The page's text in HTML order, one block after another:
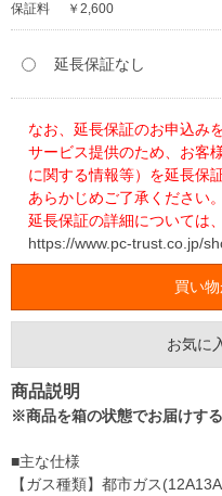
保証料 ￥2,600
延長保証なし
なお、延長保証のお申込み
サービス提供のため、お客
に関する情報等）を延長保
あらかじめご了承ください。
延長保証の詳細については
https://www.pc-trust.co.jp/
お気に
商品説明
※商品を箱の状態でお届けする
■主な仕様
【ガス種類】都市ガス